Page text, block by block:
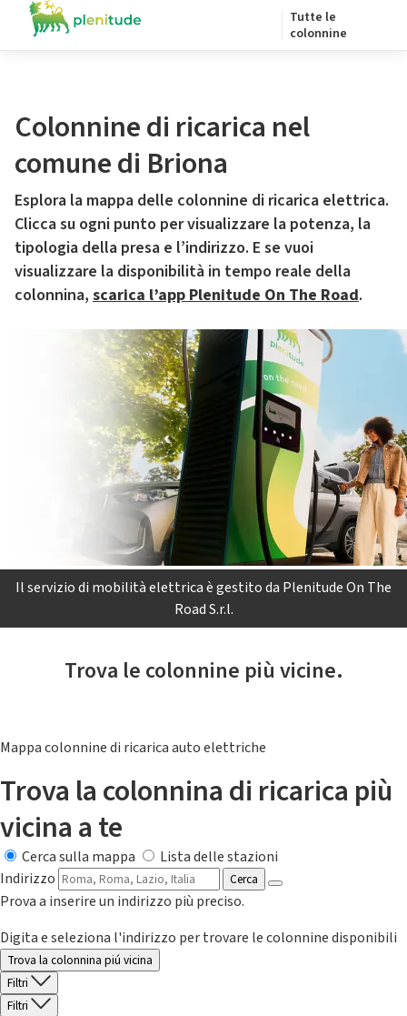
Tutte le
colonnine
Colonnine di ricarica nel
comune di Briona
Esplora la mappa delle colonnine di ricarica elettrica.
Clicca su ogni punto per visualizzare la potenza, la
tipologia della presa e l’indirizzo. E se vuoi
visualizzare la disponibilità in tempo reale della
colonnina, scarica l’app Plenitude On The Road.
Il servizio di mobilità elettrica è gestito da Plenitude On The
Road S.r.l.
Trova le colonnine più vicine.
Mappa colonnine di ricarica auto elettriche
Trova la colonnina di ricarica più
vicina a te
Cerca sulla mappa
Lista delle stazioni
Indirizzo
Cerca
Prova a inserire un indirizzo più preciso.
Digita e seleziona l'indirizzo per trovare le colonnine disponibili
Trova la colonnina piú vicina
Filtri
Filtri